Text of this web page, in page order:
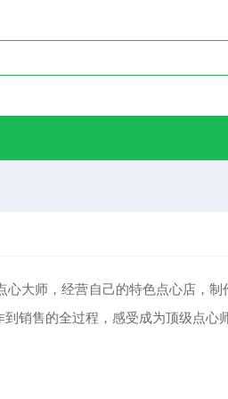
大师，经营自己的特色点心店，制
销售的全过程，感受成为顶级点心